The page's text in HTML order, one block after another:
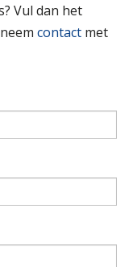
Vul dan het
contact met